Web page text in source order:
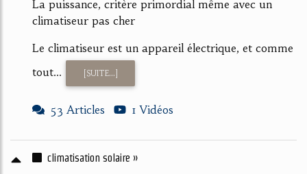
La puissance, critère primordial même avec un
climatiseur pas cher
Le climatiseur est un appareil électrique, et comme
tout...
[SUITE...]
53 Articles 1 Vidéos
climatisation solaire »